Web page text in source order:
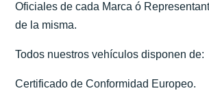
Oficiales de cada Marca ó
de la misma.
Todos nuestros vehículos disponen de:
Certificado de Conformidad Europeo.